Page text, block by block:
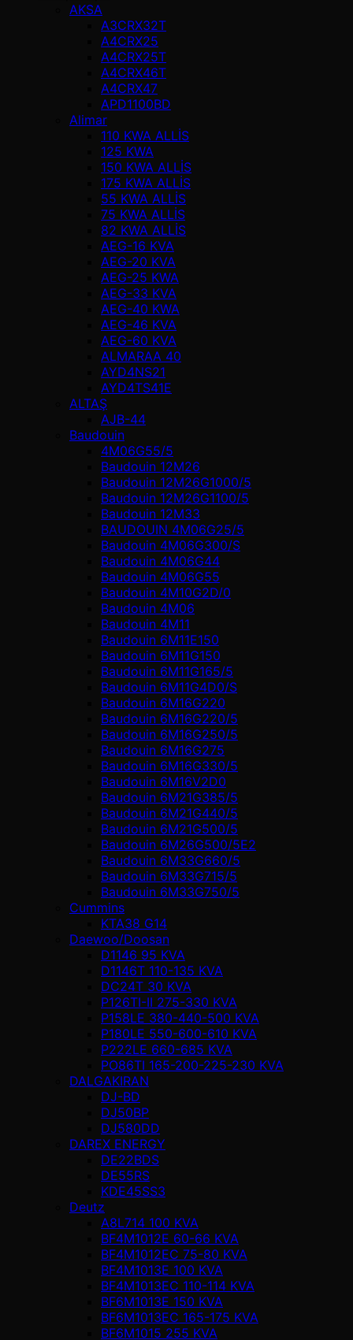
AKSA
A3CRX32T
A4CRX25
A4CRX25T
A4CRX46T
A4CRX47
APD1100BD
Alimar
110 KWA ALLİS
125 KWA
150 KWA ALLİS
175 KWA ALLİS
55 KWA ALLİS
75 KWA ALLİS
82 KWA ALLİS
AEG-16 KVA
AEG-20 KVA
AEG-25 KWA
AEG-33 KVA
AEG-40 KWA
AEG-46 KVA
AEG-60 KVA
ALMARAA 40
AYD4NS21
AYD4TS41E
ALTAŞ
AJB-44
Baudouin
4M06G55/5
Baudouin 12M26
Baudouin 12M26G1000/5
Baudouin 12M26G1100/5
Baudouin 12M33
BAUDOUIN 4M06G25/5
Baudouin 4M06G300/S
Baudouin 4M06G44
Baudouin 4M06G55
Baudouin 4M10G2D/0
Baudouin 4М06
Baudouin 4М11
Baudouin 6M11E150
Baudouin 6M11G150
Baudouin 6M11G165/5
Baudouin 6M11G4D0/S
Baudouin 6M16G220
Baudouin 6M16G220/5
Baudouin 6M16G250/5
Baudouin 6M16G275
Baudouin 6M16G330/5
Baudouin 6M16V2D0
Baudouin 6M21G385/5
Baudouin 6M21G440/5
Baudouin 6M21G500/5
Baudouin 6M26G500/5E2
Baudouin 6M33G660/5
Baudouin 6M33G715/5
Baudouin 6M33G750/5
Cummins
KTA38 G14
Daewoo/Doosan
D1146 95 KVA
D1146T 110-135 KVA
DC24T 30 KVA
P126TI-II 275-330 KVA
P158LE 380-440-500 KVA
P180LE 550-600-610 KVA
P222LE 660-685 KVA
PO86TI 165-200-225-230 KVA
DALGAKIRAN
DJ-BD
DJ50BP
DJ580DD
DAREX ENERGY
DE22BDS
DE55RS
KDE45SS3
Deutz
A8L714 100 KVA
BF4M1012E 60-66 KVA
BF4M1012EC 75-80 KVA
BF4M1013E 100 KVA
BF4M1013EC 110-114 KVA
BF6M1013E 150 KVA
BF6M1013EC 165-175 KVA
BF6M1015 255 KVA